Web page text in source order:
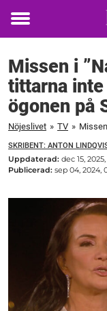
Toggle
Missen i
tittarna
ögonen på
Nöjeslivet » TV »
SKRIBENT: ANTON
Uppdaterad: dec 15, 2025,
Publicerad: sep 04, 2024,